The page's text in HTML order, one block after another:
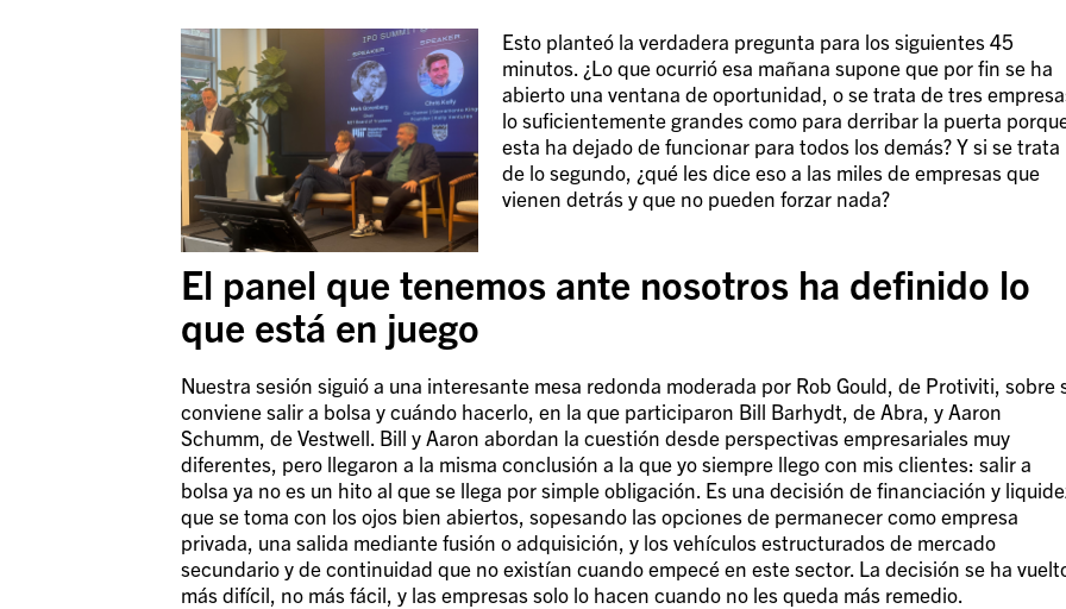
Esto planteó la verdadera pregunta para los siguientes 45
minutos. ¿Lo que ocurrió esa mañana supone que por fin se ha
abierto una ventana de oportunidad, o se trata de tres
lo suficientemente grandes como para derribar la puerta
esta ha dejado de funcionar para todos los demás? Y si se trata
de lo segundo, ¿qué les dice eso a las miles de empresas que
vienen detrás y que no pueden forzar nada?
El panel que tenemos ante nosotros ha definido lo
que está en juego
Nuestra sesión siguió a una interesante mesa redonda moderada por Rob Gould, de Protiviti, sobre
conviene salir a bolsa y cuándo hacerlo, en la que participaron Bill Barhydt, de Abra, y Aaron
Schumm, de Vestwell. Bill y Aaron abordan la cuestión desde perspectivas empresariales muy
diferentes, pero llegaron a la misma conclusión a la que yo siempre llego con mis clientes: salir a
bolsa ya no es un hito al que se llega por simple obligación. Es una decisión de financiación y
que se toma con los ojos bien abiertos, sopesando las opciones de permanecer como empresa
privada, una salida mediante fusión o adquisición, y los vehículos estructurados de mercado
secundario y de continuidad que no existían cuando empecé en este sector. La decisión se ha
más difícil, no más fácil, y las empresas solo lo hacen cuando no les queda más remedio.